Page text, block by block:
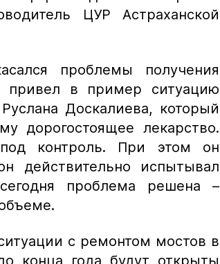
ЦУР Астраханской
проблемы получения
привел в пример ситуацию
Доскалиева, который
дорогостоящее лекарство.
контроль. При этом он
действительно испытывал
проблема решена –
с ремонтом мостов в
конца года будут открыты